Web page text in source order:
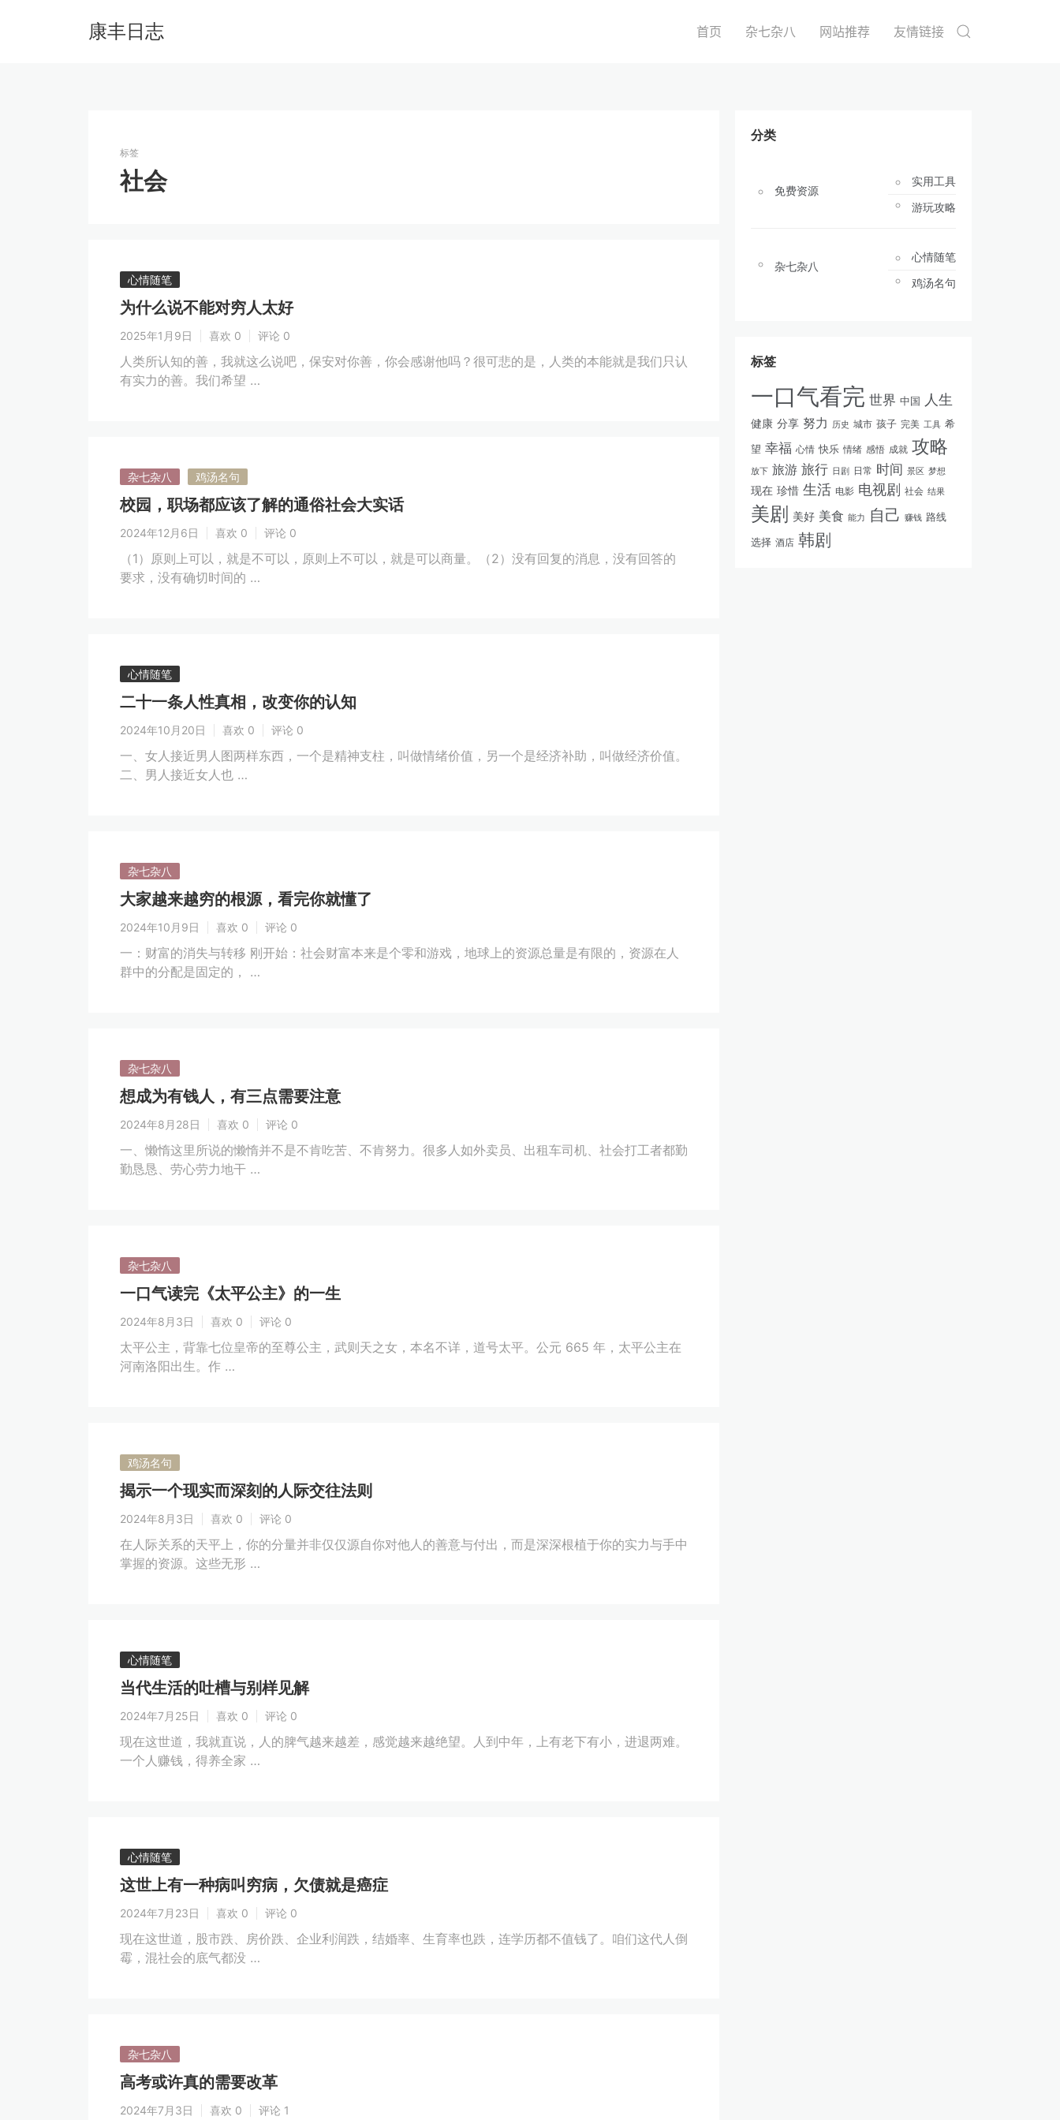
康丰日志 首页 杂七杂八 网站推荐 友情链接
标签
社会
心情随笔
为什么说不能对穷人太好
2025年1月9日 喜欢 0 评论 0
人类所认知的善，我就这么说吧，保安对你善，你会感谢他吗？很可悲的是，人类的本能就是我们只认
有实力的善。我们希望 …
杂七杂八 鸡汤名句
校园，职场都应该了解的通俗社会大实话
2024年12月6日 喜欢 0 评论 0
（1）原则上可以，就是不可以，原则上不可以，就是可以商量。（2）没有回复的消息，没有回答的
要求，没有确切时间的 …
心情随笔
二十一条人性真相，改变你的认知
2024年10月20日 喜欢 0 评论 0
一、女人接近男人图两样东西，一个是精神支柱，叫做情绪价值，另一个是经济补助，叫做经济价值。
二、男人接近女人也 …
杂七杂八
大家越来越穷的根源，看完你就懂了
2024年10月9日 喜欢 0 评论 0
一：财富的消失与转移 刚开始：社会财富本来是个零和游戏，地球上的资源总量是有限的，资源在人
群中的分配是固定的， …
杂七杂八
想成为有钱人，有三点需要注意
2024年8月28日 喜欢 0 评论 0
一、懒惰这里所说的懒惰并不是不肯吃苦、不肯努力。很多人如外卖员、出租车司机、社会打工者都勤
勤恳恳、劳心劳力地干 …
杂七杂八
一口气读完《太平公主》的一生
2024年8月3日 喜欢 0 评论 0
太平公主，背靠七位皇帝的至尊公主，武则天之女，本名不详，道号太平。公元 665 年，太平公主在
河南洛阳出生。作 …
鸡汤名句
揭示一个现实而深刻的人际交往法则
2024年8月3日 喜欢 0 评论 0
在人际关系的天平上，你的分量并非仅仅源自你对他人的善意与付出，而是深深根植于你的实力与手中
掌握的资源。这些无形 …
心情随笔
当代生活的吐槽与别样见解
2024年7月25日 喜欢 0 评论 0
现在这世道，我就直说，人的脾气越来越差，感觉越来越绝望。人到中年，上有老下有小，进退两难。
一个人赚钱，得养全家 …
心情随笔
这世上有一种病叫穷病，欠债就是癌症
2024年7月23日 喜欢 0 评论 0
现在这世道，股市跌、房价跌、企业利润跌，结婚率、生育率也跌，连学历都不值钱了。咱们这代人倒
霉，混社会的底气都没 …
杂七杂八
高考或许真的需要改革
2024年7月3日 喜欢 0 评论 1
分类
免费资源
实用工具
游玩攻略
杂七杂八
心情随笔
鸡汤名句
标签
一口气看完 世界 中国 人生
健康 分享 努力 历史 城市 孩子 完美 工具 希
望 幸福 心情 快乐 情绪 感悟 成就 攻略
放下 旅游 旅行 日剧 日常 时间 景区 梦想
现在 珍惜 生活 电影 电视剧 社会 结果
美剧 美好 美食 能力 自己 赚钱 路线
选择 酒店 韩剧